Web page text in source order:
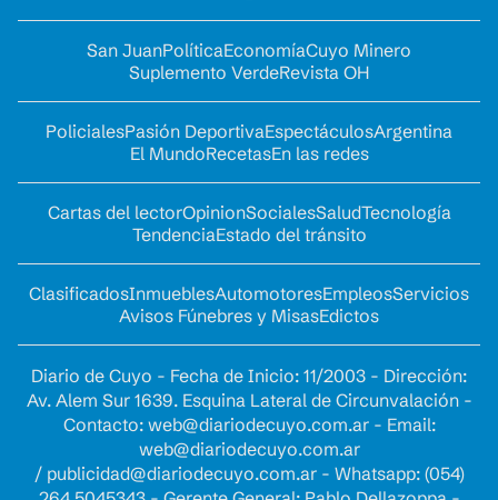
San JuanPolíticaEconomíaCuyo Minero
Suplemento VerdeRevista OH
PolicialesPasión DeportivaEspectáculosArgentina
El MundoRecetasEn las redes
Cartas del lectorOpinionSocialesSaludTecnología
TendenciaEstado del tránsito
ClasificadosInmueblesAutomotoresEmpleosServicios
Avisos Fúnebres y MisasEdictos
Diario de Cuyo - Fecha de Inicio: 11/2003 - Dirección:
Av. Alem Sur 1639. Esquina Lateral de Circunvalación -
Contacto: web@diariodecuyo.com.ar- Email:
web@diariodecuyo.com.ar
/ publicidad@diariodecuyo.com.ar- Whatsapp: (054)